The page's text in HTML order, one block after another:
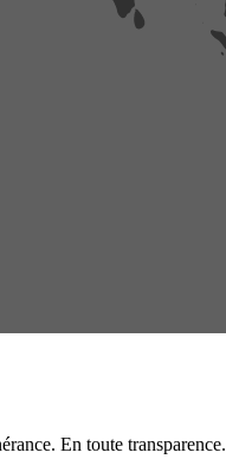
En toute transparence.